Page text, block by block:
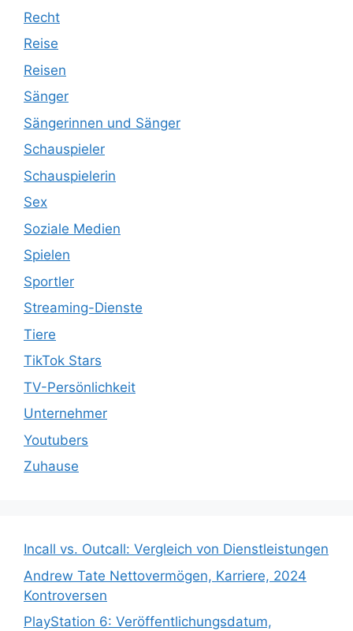
Recht
Reise
Reisen
Sänger
Sängerinnen und Sänger
Schauspieler
Schauspielerin
Sex
Soziale Medien
Spielen
Sportler
Streaming-Dienste
Tiere
TikTok Stars
TV-Persönlichkeit
Unternehmer
Youtubers
Zuhause
Incall vs. Outcall: Vergleich von Dienstleistungen
Andrew Tate Nettovermögen, Karriere, 2024
Kontroversen
PlayStation 6: Veröffentlichungsdatum,